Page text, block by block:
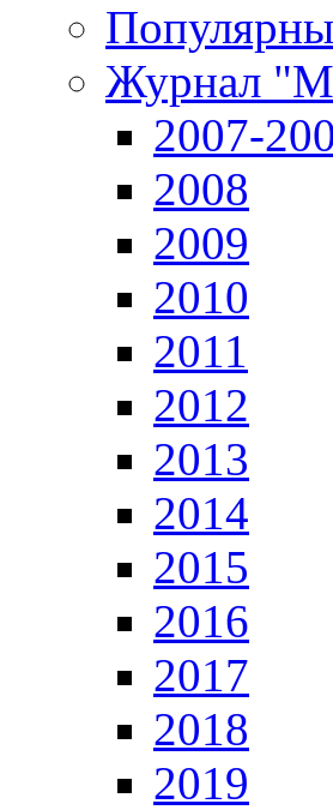
Журнал
2007-
2008
2009
2010
2011
2012
2013
2014
2015
2016
2017
2018
2019